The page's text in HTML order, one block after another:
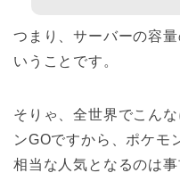
つまり、サーバーの容
いうことです。
そりゃ、全世界でこん
ンGOですから、ポケモ
相当な人気となるのは